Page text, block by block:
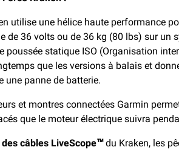
utilise une hélice haute performance
de 36 volts ou de 36 kg (80 lbs) sur un
poussée statique ISO (Organisation
que les versions à balais et
une panne de batterie.
et montres connectées Garmin
que le moteur électrique suivra
câbles LiveScope™du Kraken, les